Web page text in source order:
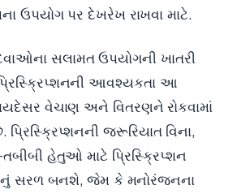
ઉપયોગ પર દેખરેખ રાખવા માટે.
સલામત ઉપયોગની ખાતરી
આવશ્યકતા આ
વેચાણ અને વિતરણને રોકવામાં
જરૂરિયાત વિના,
તબીબી હેતુઓ માટે પ્રિસ્ક્રિપ્શન
સરળ બનશે, જેમ કે મનોરંજનના